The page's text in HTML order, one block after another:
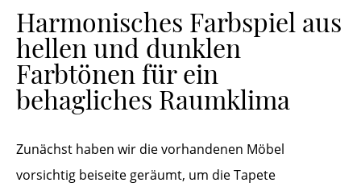
Harmonisches Farbspiel aus
hellen und dunklen
Farbtönen für ein
behagliches Raumklima
Zunächst haben wir die vorhandenen Möbel
vorsichtig beiseite geräumt, um die Tapete